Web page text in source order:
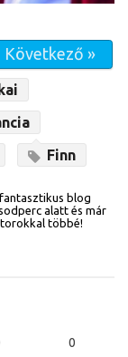
Következő »
Finn
blog
alatt és már
többé!
0